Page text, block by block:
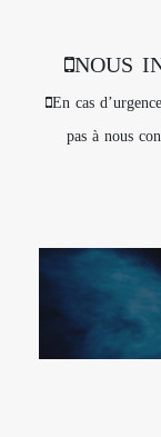
NOUS
En cas
pas à nous